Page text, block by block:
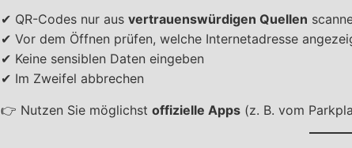
✔ QR-Codes nur aus vertrauenswürdigen Quellen
✔ Vor dem Öffnen prüfen, welche Internetadresse
✔ Keine sensiblen Daten eingeben
✔ Im Zweifel abbrechen
👉 Nutzen Sie möglichst offizielle Apps (z. B. vom